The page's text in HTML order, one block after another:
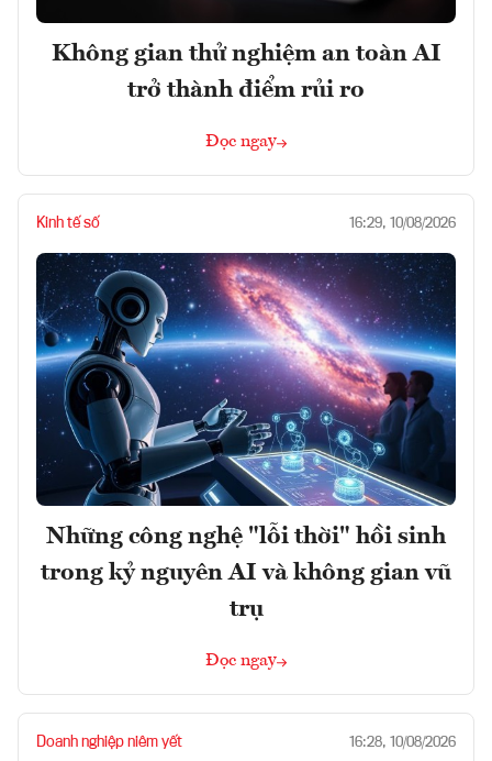
Không gian thử nghiệm an toàn AI
trở thành điểm rủi ro
Đọc ngay
Kinh tế số 16:29, 10/08/2026
Những công nghệ "lỗi thời" hồi sinh
trong kỷ nguyên AI và không gian vũ
trụ
Đọc ngay
Doanh nghiệp niêm yết 16:28, 10/08/2026